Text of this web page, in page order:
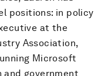
positions: in policy
at the
Association,
Microsoft
and government